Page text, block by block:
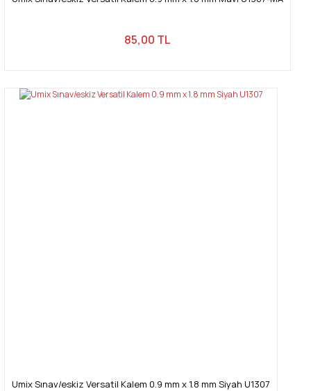
85,00 TL
Umix Sınav/eskiz Versatil Kalem 0.9 mm x 1.8 mm Siyah U1307